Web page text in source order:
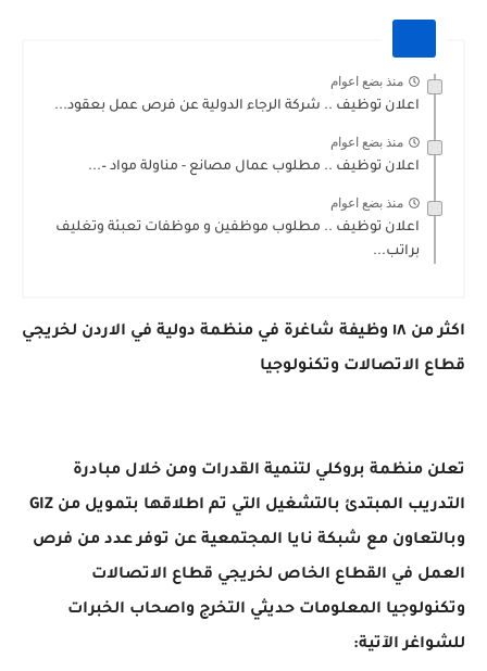
منذ بضع اعوام
اعلان توظيف .. شركة الرجاء الدولية عن فرص عمل بعقود...
منذ بضع اعوام
اعلان توظيف .. مطلوب عمال مصانع - مناولة مواد –...
منذ بضع اعوام
اعلان توظيف .. مطلوب موظفين و موظفات تعبئة وتغليف
براتب...
اكثر من ١٨ وظيفة شاغرة في منظمة دولية في الاردن لخريجي
قطاع الاتصالات وتكنولوجيا
تعلن منظمة بروكلي لتنمية القدرات ومن خلال مبادرة
وبالتعاون مع شبكة نايا المجتمعية عن توفر عدد من فرص
العمل في القطاع الخاص لخريجي قطاع الاتصالات
وتكنولوجيا المعلومات حديثي التخرج واصحاب الخبرات
للشواغر الآتية: